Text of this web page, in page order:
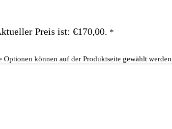
Preis ist: €170,00. *
können auf der Produktseite gewählt werden